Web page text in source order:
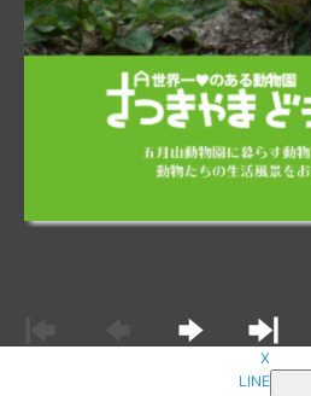
X
LINE